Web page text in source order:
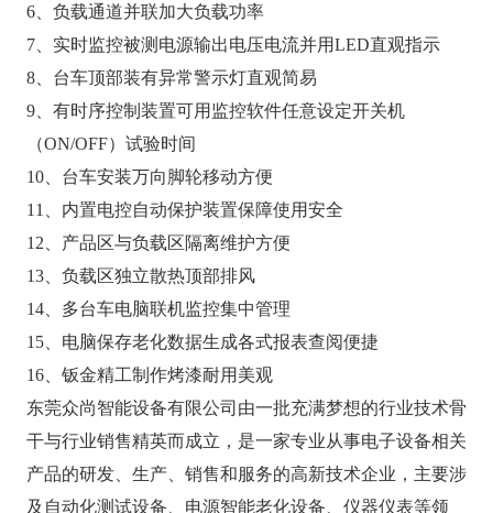
6、负载通道并联加大负载功率
7、实时监控被测电源输出电压电流并用LED直观指示
8、台车顶部装有异常警示灯直观简易
9、有时序控制装置可用监控软件任意设定开关机
（ON/OFF）试验时间
10、台车安装万向脚轮移动方便
11、内置电控自动保护装置保障使用安全
12、产品区与负载区隔离维护方便
13、负载区独立散热顶部排风
14、多台车电脑联机监控集中管理
15、电脑保存老化数据生成各式报表查阅便捷
16、钣金精工制作烤漆耐用美观
东莞众尚智能设备有限公司由一批充满梦想的行业技术骨
干与行业销售精英而成立，是一家专业从事电子设备相关
产品的研发、生产、销售和服务的高新技术企业，主要涉
及自动化测试设备、电源智能老化设备、仪器仪表等领